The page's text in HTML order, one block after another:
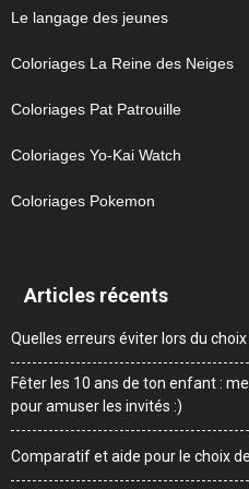
Le langage des jeunes
Coloriages La Reine des Neiges
Coloriages Pat Patrouille
Coloriages Yo-Kai Watch
Coloriages Pokemon
Articles récents
Quelles erreurs éviter lors du
Fêter les 10 ans de ton enfant :
pour amuser les invités :)
Comparatif et aide pour le choix